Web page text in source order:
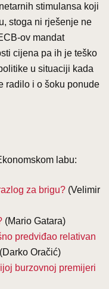
stimulansa koji
stoga ni rješenje ne
ov mandat
cijena pa ih je teško
u situaciji kada
radilo i o šoku ponude
labu:
za brigu? (Velimir
(Mario Gatara)
predviđao relativan
(Darko Oračić)
burzovnoj premijeri